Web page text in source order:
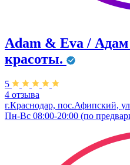
Adam & Eva /
красоты.
5
4 отзыва
г.Краснодар, пос.Афипский,
Пн-Вс 08:00-20:00 (по